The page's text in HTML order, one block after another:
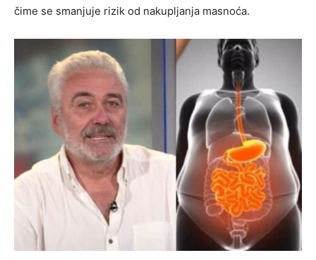
čime se smanjuje rizik od nakupljanja masnoća.